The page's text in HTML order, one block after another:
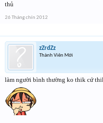
thủ
26 Tháng chín 2012
zZrdZz
Thành Viên Mới
làm người bình thường ko thik cứ